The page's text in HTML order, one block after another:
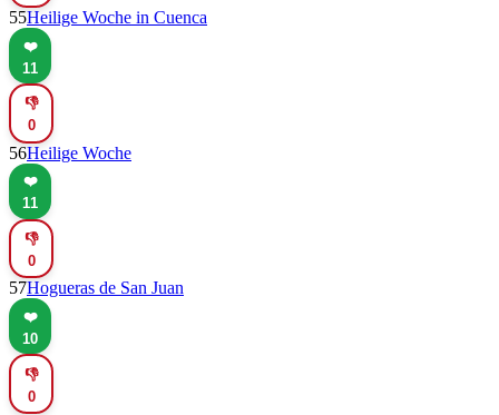
55Heilige Woche in Cuenca
❤️
11
👎
0
56Heilige Woche
❤️
11
👎
0
57Hogueras de San Juan
❤️
10
👎
0